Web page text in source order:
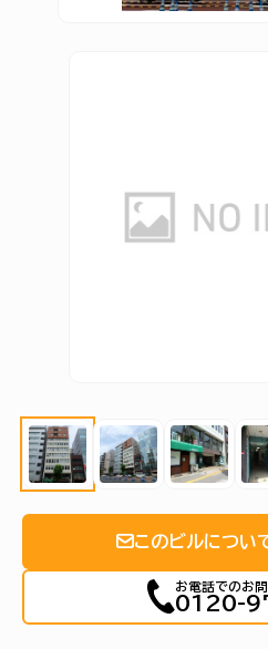
このビルについ
お電話でのお
0120-